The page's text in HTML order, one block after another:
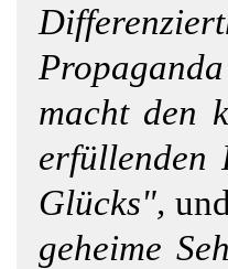
macht den
erfüllenden
Glücks",
geheime